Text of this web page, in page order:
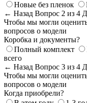
Новые без пленок
← Назад Вопрос 2 из 4
Чтобы мы могли
вопросов о модели
Коробка и документы?
Полный комплект
всего
← Назад Вопрос 3 из 4
Чтобы мы могли
вопросов о модели
Когда приобрели?